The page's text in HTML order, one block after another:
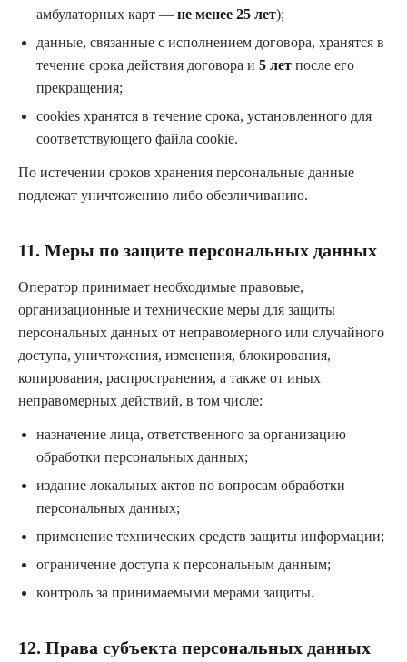
амбулаторных карт — не менее 25 лет);
данные, связанные с исполнением договора, хранятся в
течение срока действия договора и 5 лет после его
прекращения;
cookies хранятся в течение срока, установленного для
соответствующего файла cookie.
По истечении сроков хранения персональные данные
подлежат уничтожению либо обезличиванию.
11. Меры по защите персональных данных
Оператор принимает необходимые правовые,
организационные и технические меры для защиты
персональных данных от неправомерного или случайного
доступа, уничтожения, изменения, блокирования,
копирования, распространения, а также от иных
неправомерных действий, в том числе:
назначение лица, ответственного за организацию
обработки персональных данных;
издание локальных актов по вопросам обработки
персональных данных;
применение технических средств защиты информации;
ограничение доступа к персональным данным;
контроль за принимаемыми мерами защиты.
12. Права субъекта персональных данных